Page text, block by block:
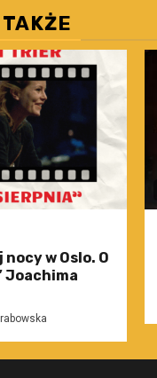
w Oslo. O
Joachima